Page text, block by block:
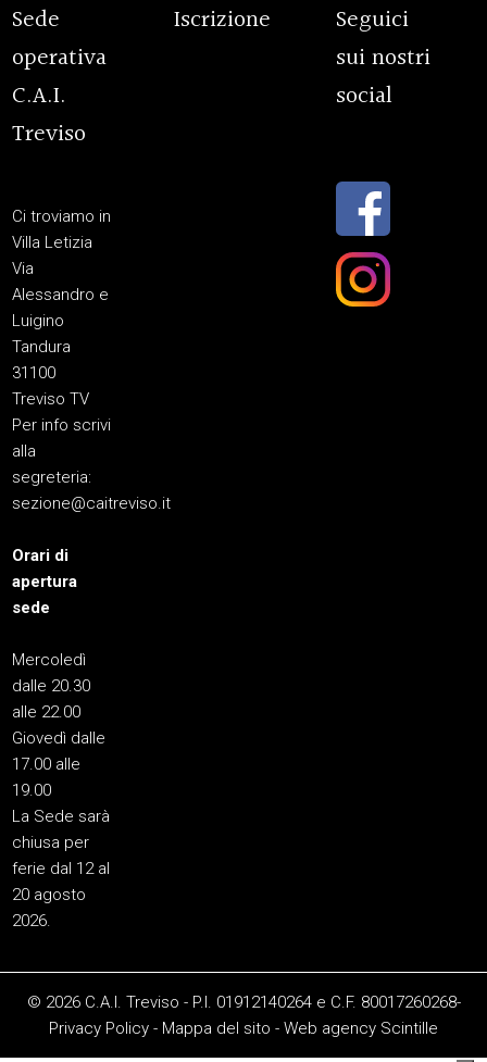
Sede
operativa
C.A.I.
Treviso
Ci troviamo in
Villa Letizia
Via
Alessandro e
Luigino
Tandura
31100
Treviso TV
Per info scrivi
alla
segreteria:
sezione@caitreviso.it
Orari di
apertura
sede
Mercoledì
dalle 20.30
alle 22.00
Giovedì dalle
17.00 alle
19.00
La Sede sarà
chiusa per
ferie dal 12 al
20 agosto
2026.
Iscrizione
Seguici
sui nostri
social
© 2026 C.A.I. Treviso - P.I. 01912140264 e C.F. 80017260268-
Privacy Policy - Mappa del sito - Web agency Scintille